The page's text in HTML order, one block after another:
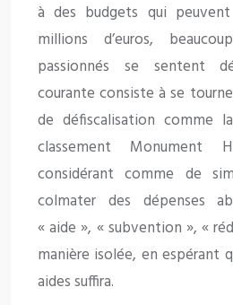
à des budgets qui
millions d’euros,
passionnés se sentent
courante consiste à se
de défiscalisation comme
classement Monument
considérant comme de
colmater des dépenses
« aide », « subvention », «
manière isolée, en espérant
aides suffira.